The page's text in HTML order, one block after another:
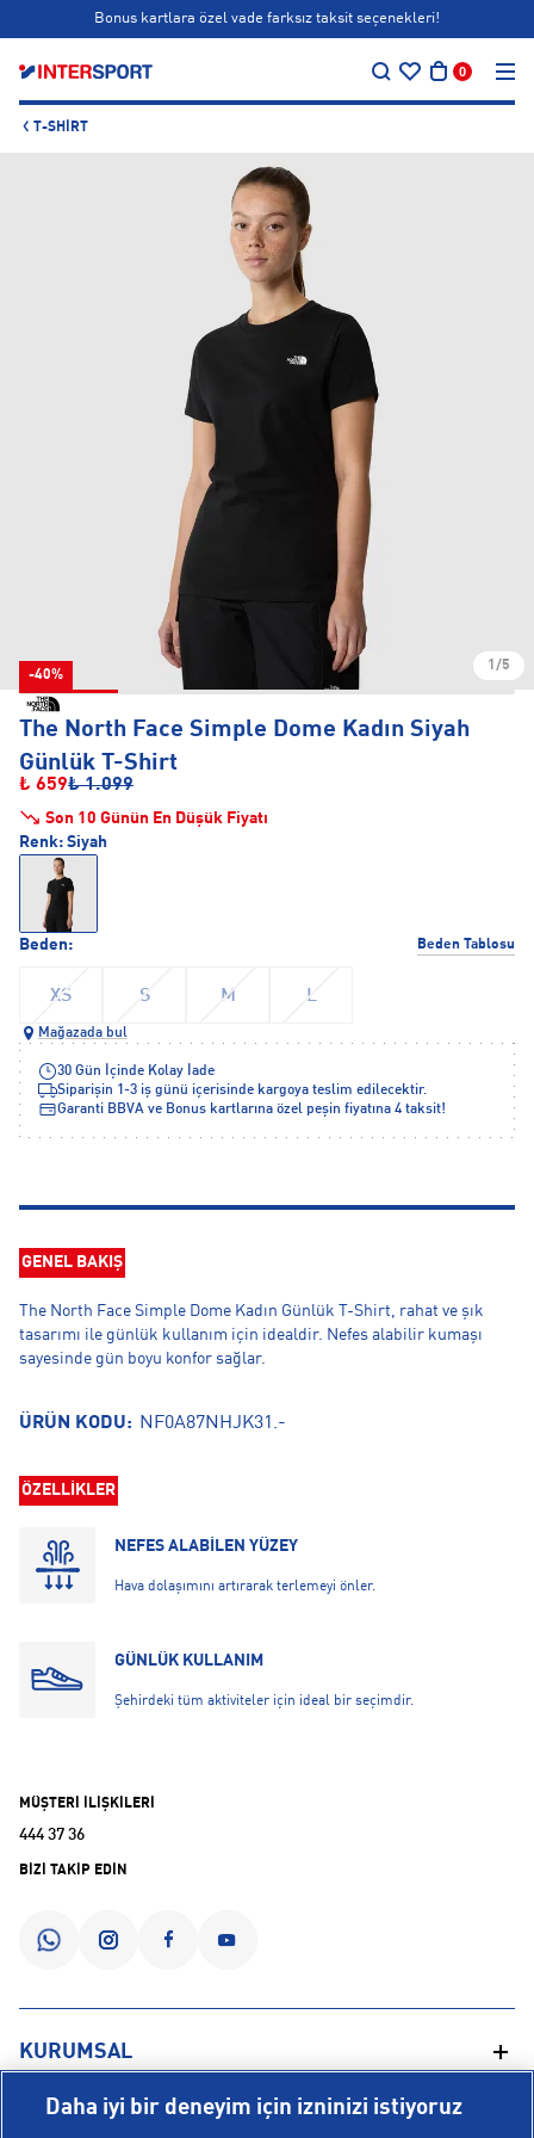
Bonus kartlara özel vade farksız taksit seçenekleri!
0
T-SHIRT
-40%
1/5
The North Face Simple Dome Kadın Siyah
Günlük T-Shirt
₺ 659₺ 1.099
Son 10 Günün En Düşük Fiyatı
Beden: Beden Tablosu
XS S M L
Renk: Siyah
Mağazada bul
30 Gün İçinde Kolay İade
Siparişin 1-3 iş günü içerisinde kargoya teslim edilecektir.
Garanti BBVA ve Bonus kartlarına özel peşin fiyatına 4 taksit!
GENEL BAKIŞ
The North Face Simple Dome Kadın Günlük T-Shirt, rahat ve şık
tasarımı ile günlük kullanım için idealdir. Nefes alabilir kumaşı
sayesinde gün boyu konfor sağlar.
ÜRÜN KODU: NF0A87NHJK31.-
ÖZELLİKLER
NEFES ALABİLEN YÜZEY
Hava dolaşımını artırarak terlemeyi önler.
GÜNLÜK KULLANIM
Şehirdeki tüm aktiviteler için ideal bir seçimdir.
MÜŞTERİ İLİŞKİLERİ
444 37 36
BİZİ TAKİP EDİN
KURUMSAL
Hakkımızda
Daha iyi bir deneyim için izninizi istiyoruz